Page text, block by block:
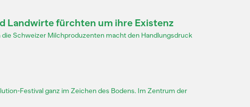
Landwirte fürchten um ihre Existenz
Schweizer Milchproduzenten macht den Handlungsdruck
Festival ganz im Zeichen des Bodens. Im Zentrum der